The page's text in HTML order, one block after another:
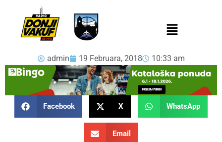
admin 19 Februara, 2018 10:33 am
Facebook X WhatsApp
Email